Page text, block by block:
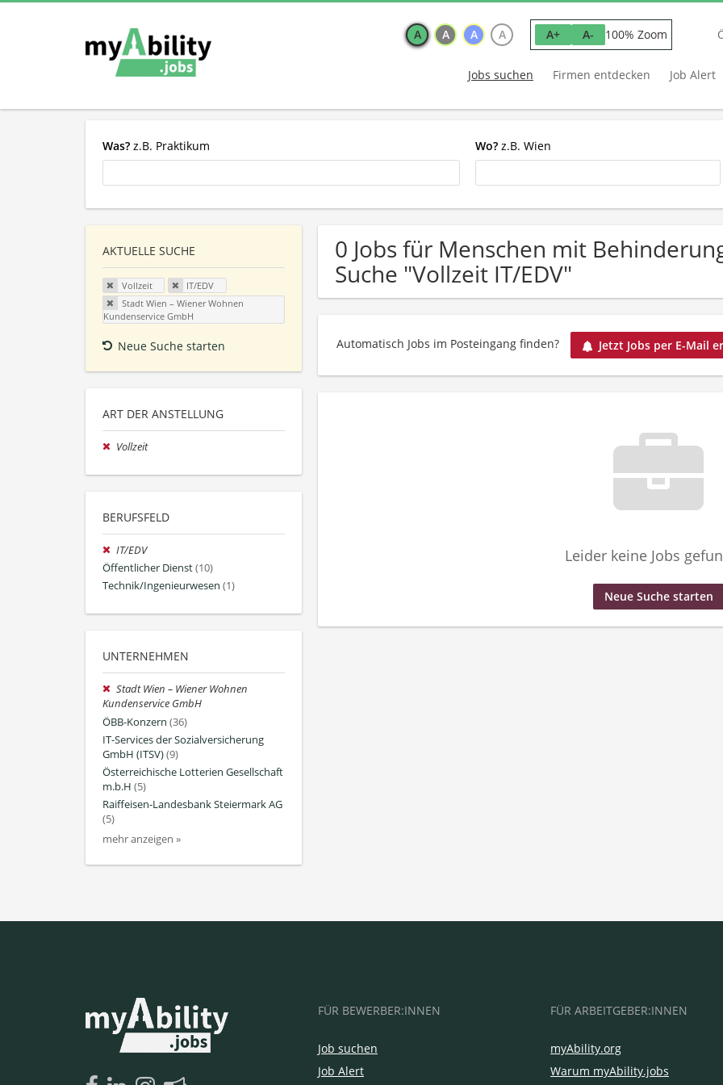
A A A A A+ A- 100% Zoom
Jobs suchen Firmen entdecken Job Alert
Was? z.B. Praktikum Wo? z.B. Wien
AKTUELLE SUCHE
Vollzeit
IT/EDV
Stadt Wien – Wiener Wohnen
Kundenservice GmbH
Neue Suche starten
ART DER ANSTELLUNG
Vollzeit
BERUFSFELD
IT/EDV
Öffentlicher Dienst(10)
Technik/Ingenieurwesen (1)
UNTERNEHMEN
Stadt Wien – Wiener Wohnen
Kundenservice GmbH
ÖBB-Konzern (36)
IT-Services der Sozialversicherung
GmbH (ITSV)(9)
Österreichische Lotterien Gesellschaft
m.b.H (5)
Raiffeisen-Landesbank Steiermark AG
(5)
mehr anzeigen »
0 Jobs für Menschen mit
Suche "Vollzeit IT/EDV"
Automatisch Jobs im Posteingang finden? Jetzt Jobs per E-Mail
Leider keine Jobs
Neue Suche starten
FÜR BEWERBER:INNEN
Job suchen
Job Alert
FÜR ARBEITGEBER:INNEN
myAbility.org
Warum myAbility.jobs